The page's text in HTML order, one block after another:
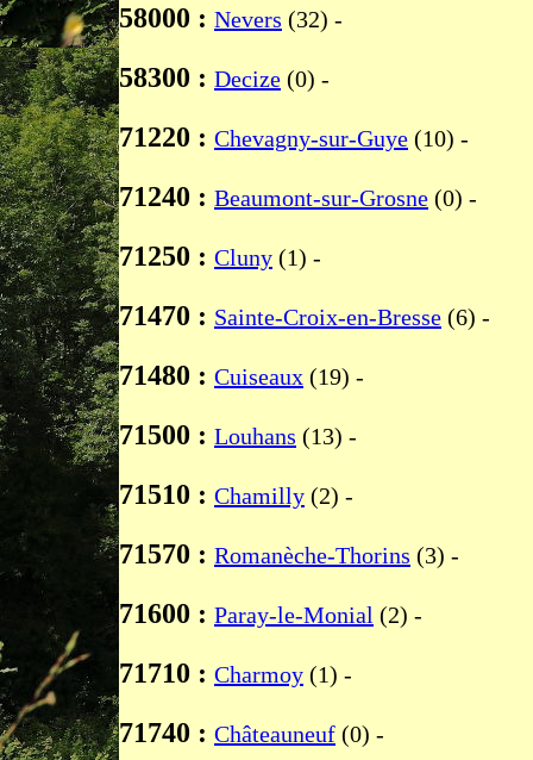
58000 : Nevers (32) -
58300 : Decize (0) -
71220 : Chevagny-sur-Guye (10) -
71240 : Beaumont-sur-Grosne (0) -
71250 : Cluny (1) -
71470 : Sainte-Croix-en-Bresse (6) -
71480 : Cuiseaux (19) -
71500 : Louhans (13) -
71510 : Chamilly (2) -
71570 : Romanèche-Thorins (3) -
71600 : Paray-le-Monial (2) -
71710 : Charmoy (1) -
71740 : Châteauneuf (0) -